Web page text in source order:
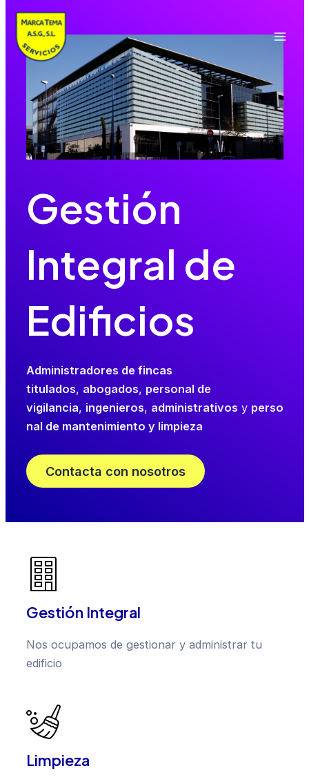
contenido
Gestión
Integral de
Edificios
Administradores de fincas
titulados, abogados, personal de
vigilancia, ingenieros, administrativos y perso
nal de mantenimiento y limpieza
Contacta con nosotros
Gestión Integral
Nos ocupamos de gestionar y administrar tu
edificio
Limpieza